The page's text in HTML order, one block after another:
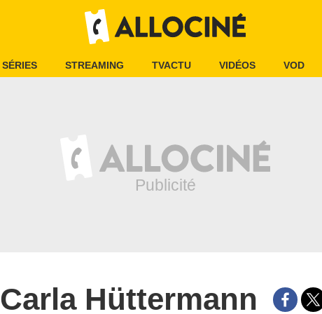
SÉRIES STREAMING TVACTU VIDÉOS VOD
Carla Hüttermann